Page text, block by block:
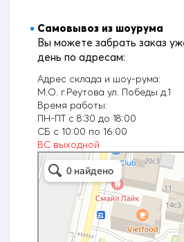
Самовывоз из шоурума
Вы можете забрать заказ
день по адресам:
Адрес склада и шоу-рума:
М.О. г.Реутова ул. Победы д.1
Время работы:
ПН-ПТ с 8:30 до 18:00
CБ с 10:00 по 16:00
ВС выходной
Orce
Интернет-магазин в Москве